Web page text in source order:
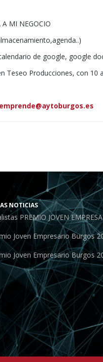
A MI NEGOCIO
de google, google
Producciones, con 10
NOTICIAS
PREMIO JOVEN
Joven Empresario Burgos
Joven Empresario Burgos